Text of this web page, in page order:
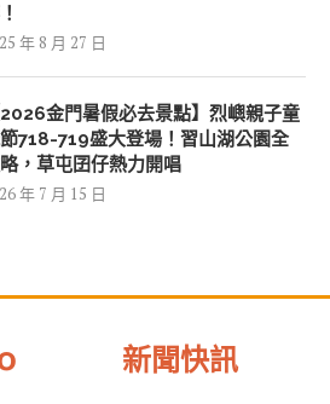
年 8 月 27 日
2026金門暑假必去景點】烈嶼親子童
718-719盛大登場！習山湖公園全
，草屯囝仔熱力開唱
年 7 月 15 日
新聞快訊